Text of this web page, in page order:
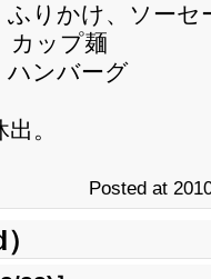
ふりかけ、ソーセ
カップ麺
ハンバーグ
。
Posted at